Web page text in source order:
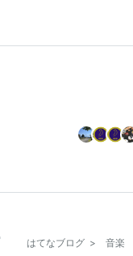
はてなブログ > 音楽